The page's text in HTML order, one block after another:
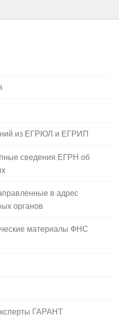
из ЕГРЮЛ и ЕГРИП
сведения ЕГРН об
в адрес
органов
материалы ФНС
ГАРАНТ